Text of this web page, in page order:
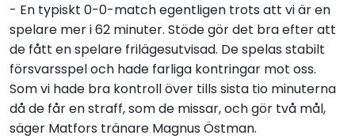
- En typiskt 0-0-match egentligen trots att vi är en
spelare mer i 62 minuter. Stöde gör det bra efter att
de fått en spelare frilägesutvisad. De spelas stabilt
försvarsspel och hade farliga kontringar mot oss.
Som vi hade bra kontroll över tills sista tio minuterna
då de får en straff, som de missar, och gör två mål,
säger Matfors tränare Magnus Östman.